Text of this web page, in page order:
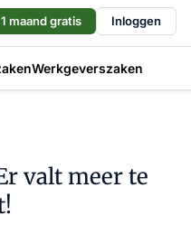
maand gratis Inloggen
Werkgeverszaken
valt meer te